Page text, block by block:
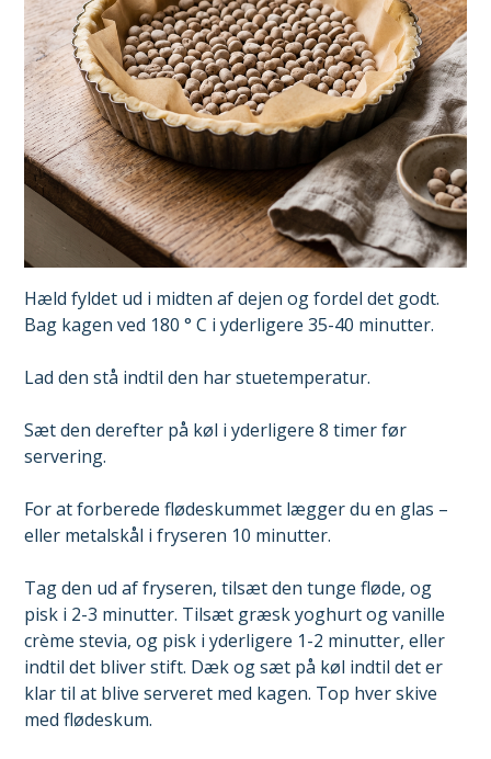
Hæld fyldet ud i midten af ​​dejen og fordel det godt.
Bag kagen ved 180 ° C i yderligere 35-40 minutter.
Lad den stå indtil den har stuetemperatur.
Sæt den derefter på køl i yderligere 8 timer før
servering.
For at forberede flødeskummet lægger du en glas –
eller metalskål i fryseren 10 minutter.
Tag den ud af fryseren, tilsæt den tunge fløde, og
pisk i 2-3 minutter. Tilsæt græsk yoghurt og vanille
crème stevia, og pisk i yderligere 1-2 minutter, eller
indtil det bliver stift. Dæk og sæt på køl indtil det er
klar til at blive serveret med kagen. Top hver skive
med flødeskum.